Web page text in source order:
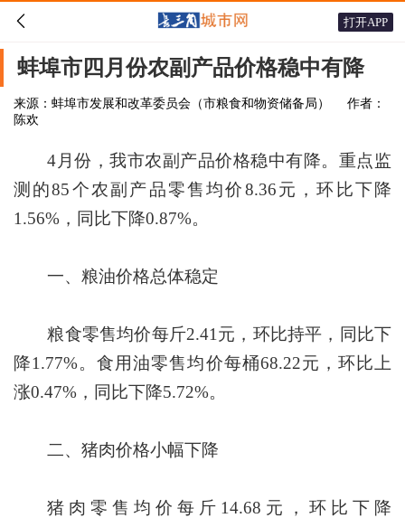
 打开APP
蚌埠市四月份农副产品价格稳中有降
来源：蚌埠市发展和改革委员会（市粮食和物资储备局）
作者：
陈欢
4月份，我市农副产品价格稳中有降。重点监
测的85个农副产品零售均价8.36元，环比下降
1.56%，同比下降0.87%。
一、粮油价格总体稳定
粮食零售均价每斤2.41元，环比持平，同比下
降1.77%。食用油零售均价每桶68.22元，环比上
涨0.47%，同比下降5.72%。
二、猪肉价格小幅下降
猪肉零售均价每斤14.68元，环比下降